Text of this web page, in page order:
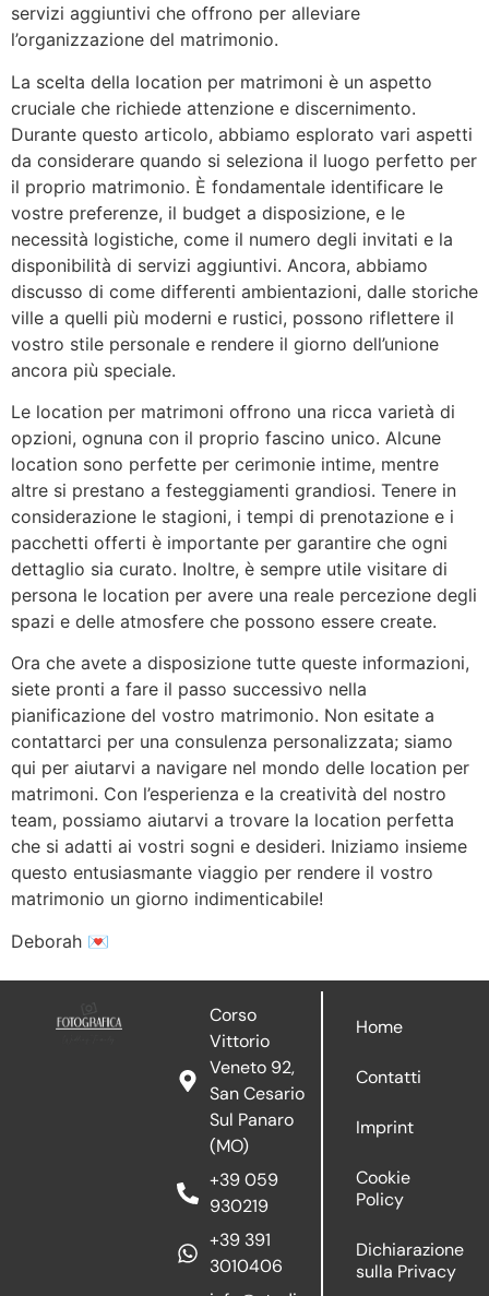
servizi aggiuntivi che offrono per alleviare
l’organizzazione del matrimonio.
La scelta della location per matrimoni è un aspetto
cruciale che richiede attenzione e discernimento.
Durante questo articolo, abbiamo esplorato vari aspetti
da considerare quando si seleziona il luogo perfetto per
il proprio matrimonio. È fondamentale identificare le
vostre preferenze, il budget a disposizione, e le
necessità logistiche, come il numero degli invitati e la
disponibilità di servizi aggiuntivi. Ancora, abbiamo
discusso di come differenti ambientazioni, dalle storiche
ville a quelli più moderni e rustici, possono riflettere il
vostro stile personale e rendere il giorno dell’unione
ancora più speciale.
Le location per matrimoni offrono una ricca varietà di
opzioni, ognuna con il proprio fascino unico. Alcune
location sono perfette per cerimonie intime, mentre
altre si prestano a festeggiamenti grandiosi. Tenere in
considerazione le stagioni, i tempi di prenotazione e i
pacchetti offerti è importante per garantire che ogni
dettaglio sia curato. Inoltre, è sempre utile visitare di
persona le location per avere una reale percezione degli
spazi e delle atmosfere che possono essere create.
Ora che avete a disposizione tutte queste informazioni,
siete pronti a fare il passo successivo nella
pianificazione del vostro matrimonio. Non esitate a
contattarci per una consulenza personalizzata; siamo
qui per aiutarvi a navigare nel mondo delle location per
matrimoni. Con l’esperienza e la creatività del nostro
team, possiamo aiutarvi a trovare la location perfetta
che si adatti ai vostri sogni e desideri. Iniziamo insieme
questo entusiasmante viaggio per rendere il vostro
matrimonio un giorno indimenticabile!
Deborah 💌
Corso
Vittorio
Veneto 92,
San Cesario
Sul Panaro
(MO)
+39 059
930219
+39 391
3010406
Home
Contatti
Imprint
Cookie
Policy
Dichiarazione
sulla Privacy